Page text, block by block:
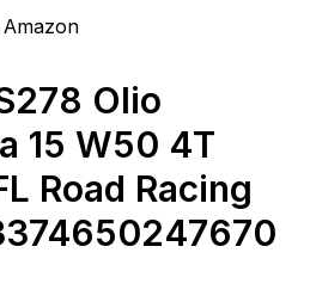
Olio
15 W50 4T
Road Racing